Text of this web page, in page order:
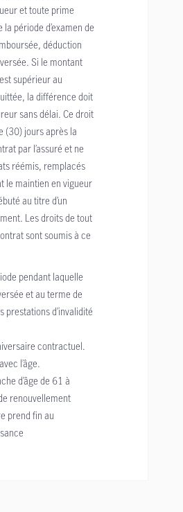
et toute prime
période d’examen de
déduction
Si le montant
supérieur au
la différence doit
sans délai. Ce droit
(30) jours après la
par l’assuré et ne
réémis, remplacés
le maintien en vigueur
au titre d’un
Les droits de tout
sont soumis à ce
pendant laquelle
et au terme de
prestations d’invalidité
contractuel.
l’âge.
d’âge de 61 à
renouvellement
prend fin au